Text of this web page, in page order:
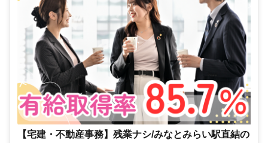
【宅建・不動産事務】残業ナシ/みなとみらい駅直結の